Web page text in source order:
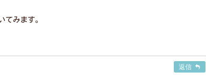
てみます。
返信